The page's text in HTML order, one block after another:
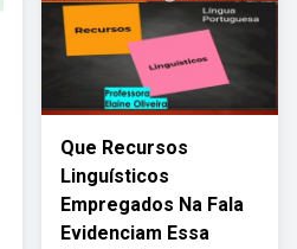
Que Recursos
Linguísticos
Empregados Na Fala
Evidenciam Essa